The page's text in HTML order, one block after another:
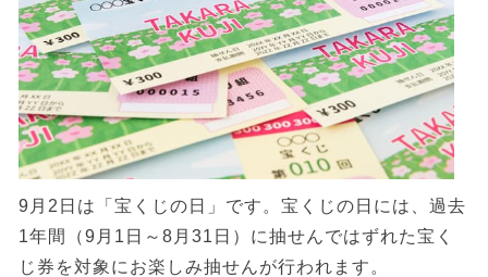
9月2日は「宝くじの日」です。宝くじの日には、過去
1年間（9月1日～8月31日）に抽せんではずれた宝く
じ券を対象にお楽しみ抽せんが行われます。